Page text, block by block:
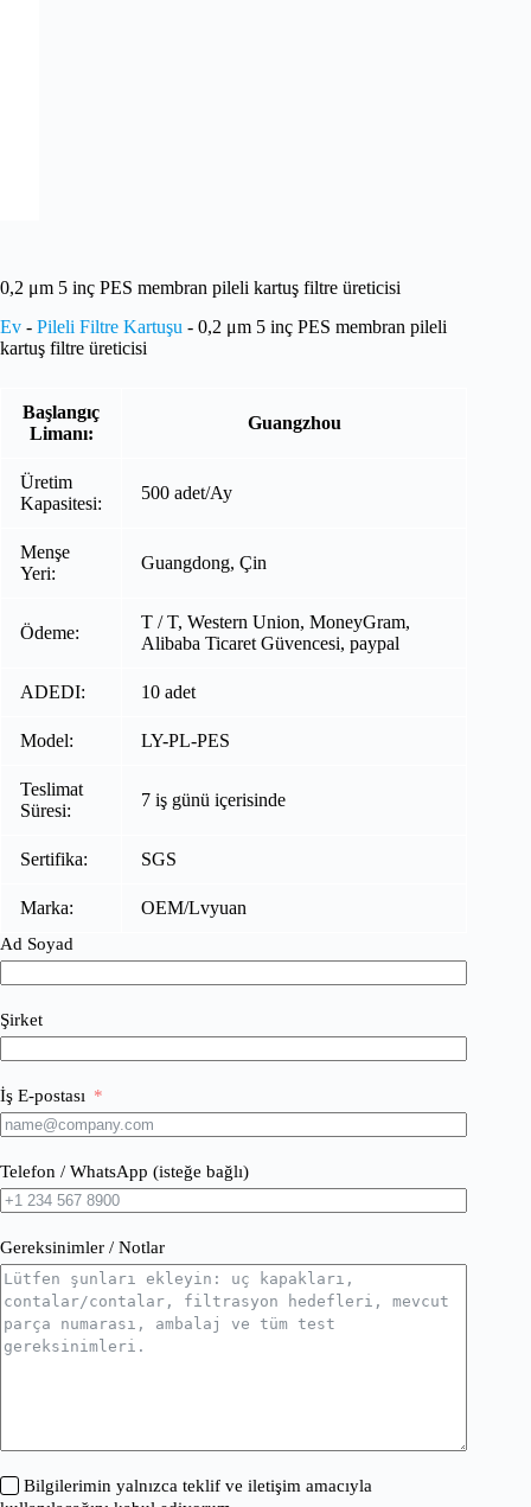
0,2 μm 5 inç PES membran pileli kartuş filtre üreticisi
Ev - Pileli Filtre Kartuşu - 0,2 μm 5 inç PES membran pileli
kartuş filtre üreticisi
Başlangıç
Limanı:
Guangzhou
Üretim
Kapasitesi:
500 adet/Ay
Menşe
Yeri:
Guangdong, Çin
Ödeme:
T / T, Western Union, MoneyGram,
Alibaba Ticaret Güvencesi, paypal
ADEDI: 10 adet
Model: LY-PL-PES
Teslimat
Süresi:
7 iş günü içerisinde
Sertifika: SGS
Marka: OEM/Lvyuan
Ad Soyad
Şirket
İş E-postası
Telefon / WhatsApp (isteğe bağlı)
Gereksinimler / Notlar
Bilgilerimin yalnızca teklif ve iletişim amacıyla